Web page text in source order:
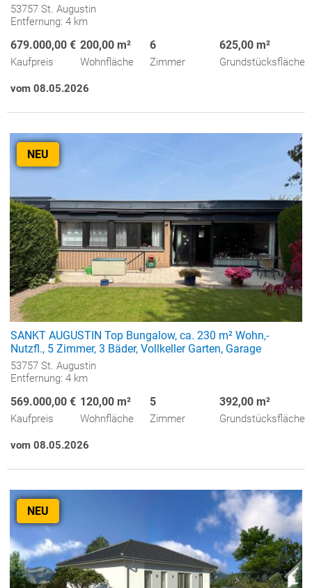
53757 St. Augustin
Entfernung: 4 km
679.000,00 €
Kaufpreis
200,00 m²
Wohnfläche
6
Zimmer
625,00 m²
Grundstücksfläche
vom 08.05.2026
NEU
SANKT AUGUSTIN Top Bungalow, ca. 230 m² Wohn,-
Nutzfl., 5 Zimmer, 3 Bäder, Vollkeller Garten, Garage
53757 St. Augustin
Entfernung: 4 km
569.000,00 €
Kaufpreis
120,00 m²
Wohnfläche
5
Zimmer
392,00 m²
Grundstücksfläche
vom 08.05.2026
NEU